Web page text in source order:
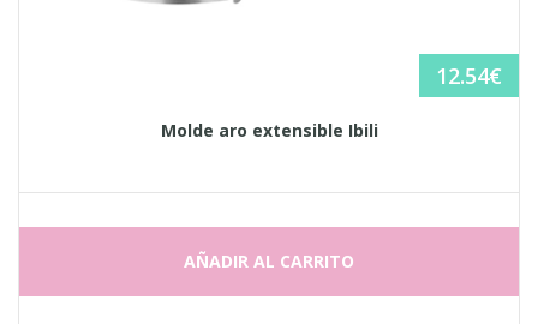
12.54€
Molde aro extensible Ibili
AÑADIR AL CARRITO